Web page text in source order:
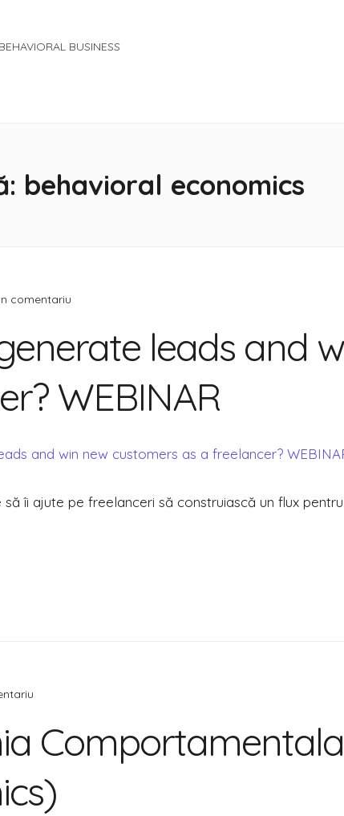
BUSINESS
behavioral economics
comentariu
to
generate
leads
and
new
as
leads and
WEBINAR
să îi ajute pe freelanceri să construiască un flux
Comportamentala
(Behavioral
Economics)